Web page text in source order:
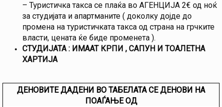
– Туристичка такса се плаќа во АГЕНЦИЈА 2€ од ноќ
за студијата и апартманите ( доколку дојде до
промена на туристичката такса од страна на грчките
власти, цената ќе биде променета ).
СТУДИЈАТА : ИМААТ КРПИ , САПУН И ТОАЛЕТНА
ХАРТИЈА
ДЕНОВИТЕ ДАДЕНИ ВО ТАБЕЛАТА СЕ ДЕНОВИ НА
ПОАЃАЊЕ ОД